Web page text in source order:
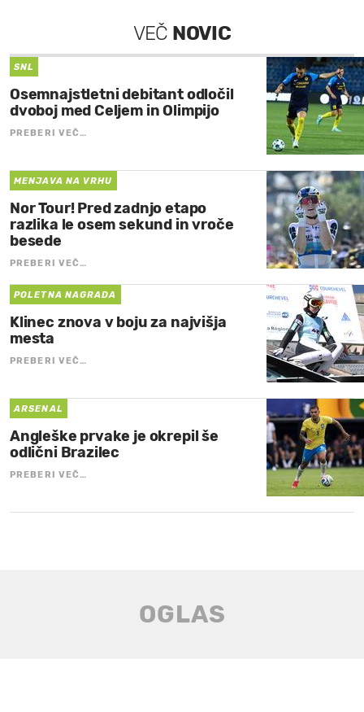
VEČ NOVIC
SNL
Osemnajstletni debitant odločil
dvoboj med Celjem in Olimpijo
PREBERI VEČ…
MENJAVA NA VRHU
Nor Tour! Pred zadnjo etapo
razlika le osem sekund in vroče
besede
PREBERI VEČ…
POLETNA NAGRADA
Klinec znova v boju za najvišja
mesta
PREBERI VEČ…
ARSENAL
Angleške prvake je okrepil še
odlični Brazilec
PREBERI VEČ…